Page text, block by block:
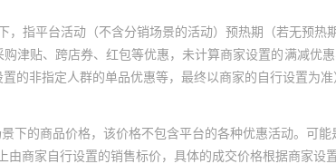
，指平台活动（不含分销场景的活动）预热期（若无预
津贴、跨店券、红包等优惠，未计算商家设置的满减
的非指定人群的单品优惠等，最终以商家的自行设置为
下的商品价格，该价格不包含平台的各种优惠活动。可
由商家自行设置的销售标价，具体的成交价格根据商家设